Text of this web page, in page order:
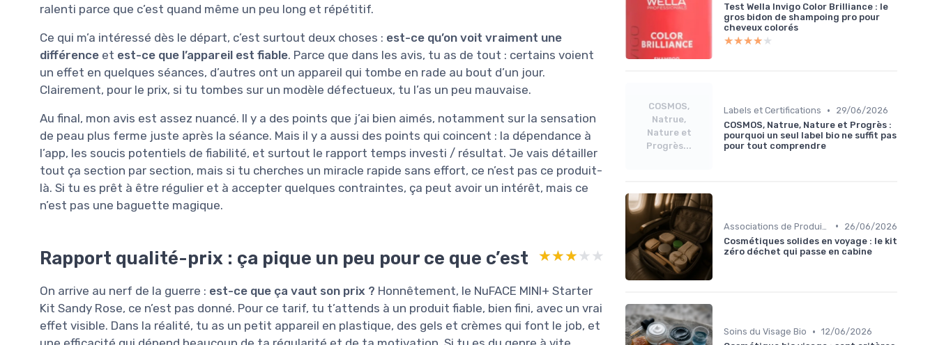
ralenti parce que c’est quand même un peu long et répétitif.
Ce qui m’a intéressé dès le départ, c’est surtout deux choses : est-ce qu’on voit vraiment une
différence et est-ce que l’appareil est fiable. Parce que dans les avis, tu as de tout : certains voient
un effet en quelques séances, d’autres ont un appareil qui tombe en rade au bout d’un jour.
Clairement, pour le prix, si tu tombes sur un modèle défectueux, tu l’as un peu mauvaise.
Au final, mon avis est assez nuancé. Il y a des points que j’ai bien aimés, notamment sur la sensation
de peau plus ferme juste après la séance. Mais il y a aussi des points qui coincent : la dépendance à
l’app, les soucis potentiels de fiabilité, et surtout le rapport temps investi / résultat. Je vais détailler
tout ça section par section, mais si tu cherches un miracle rapide sans effort, ce n’est pas ce produit-
là. Si tu es prêt à être régulier et à accepter quelques contraintes, ça peut avoir un intérêt, mais ce
n’est pas une baguette magique.
Rapport qualité-prix : ça pique un peu pour ce que c’est ★★★★★
★★★★★
On arrive au nerf de la guerre : est-ce que ça vaut son prix ? Honnêtement, le NuFACE MINI+ Starter
Kit Sandy Rose, ce n’est pas donné. Pour ce tarif, tu t’attends à un produit fiable, bien fini, avec un vrai
effet visible. Dans la réalité, tu as un petit appareil en plastique, des gels et crèmes qui font le job, et
Test Wella Invigo Color Brilliance : le
gros bidon de shampoing pro pour
cheveux colorés
★★★★★
★★★★★
COSMOS,
Natrue,
Nature et
Progrès...
Labels et Certifications •
29/06/2026
COSMOS, Natrue, Nature et Progrès :
pourquoi un seul label bio ne suffit pas
pour tout comprendre
•
26/06/2026
Cosmétiques solides en voyage : le kit
zéro déchet qui passe en cabine
Soins du Visage Bio • 12/06/2026